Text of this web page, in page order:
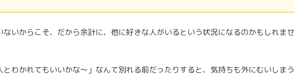
ないからこそ、だから余計に、他に好きな人がいるという状況になるのかもしれませ
とわかれてもいいかな〜」なんて別れる前だったりすると、気持ちも外にむいしまう